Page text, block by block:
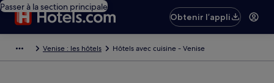
Passer à la section principale
Obtenir l’appli
Venise : les hôtels Hôtels avec cuisine - Venise